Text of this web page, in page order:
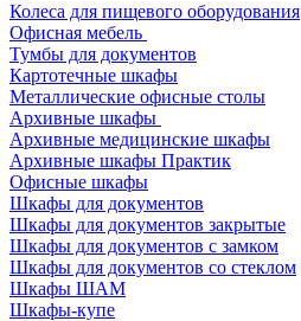
Колеса для пищевого оборудования
Офисная мебель
Тумбы для документов
Картотечные шкафы
Металлические офисные столы
Архивные шкафы
Архивные медицинские шкафы
Архивные шкафы Практик
Офисные шкафы
Шкафы для документов
Шкафы для документов закрытые
Шкафы для документов с замком
Шкафы для документов со стеклом
Шкафы ШАМ
Шкафы-купе